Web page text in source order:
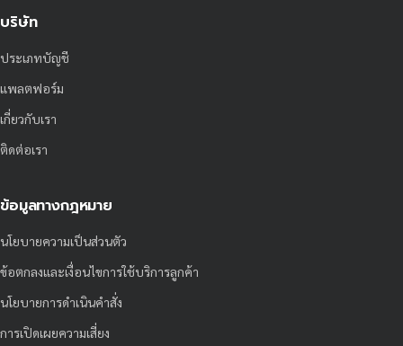
บริษัท
ประเภทบัญชี
แพลตฟอร์ม
เกี่ยวกับเรา
ติดต่อเรา
ข้อมูลทางกฎหมาย
นโยบายความเป็นส่วนตัว
ข้อตกลงและเงื่อนไขการใช้บริการลูกค้า
นโยบายการดำเนินคำสั่ง
การเปิดเผยความเสี่ยง